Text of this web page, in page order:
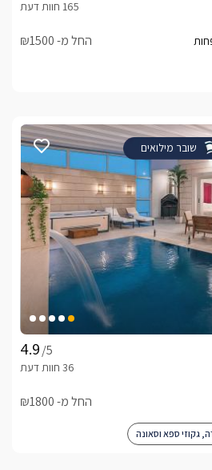
החל מ- ₪1500
שובר מילואים
/5
החל מ- ₪1800
גקוזי ספא וסאונה